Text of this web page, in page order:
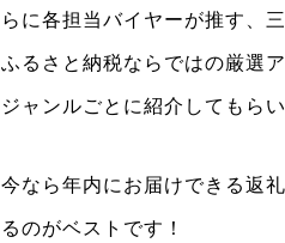
らに各担当バイヤーが推す、
ふるさと納税ならではの厳選
ジャンルごとに紹介してもらい
今なら年内にお届けできる返
るのがベストです！